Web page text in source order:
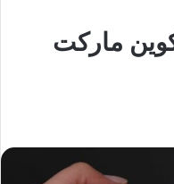
مارکت